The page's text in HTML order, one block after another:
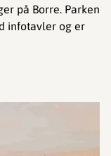
på Borre. Parken
infotavler og er